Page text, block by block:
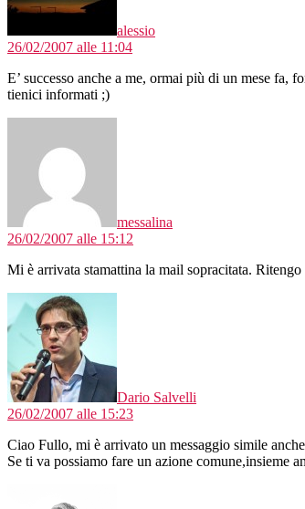
alessio
26/02/2007 alle 11:04
E’ successo anche a me, ormai più di un mese fa,
tienici informati ;)
messalina
26/02/2007 alle 15:12
Mi è arrivata stamattina la mail sopracitata.
Dario Salvelli
26/02/2007 alle 15:23
Ciao Fullo, mi è arrivato un messaggio simile
Se ti va possiamo fare un azione comune,insieme